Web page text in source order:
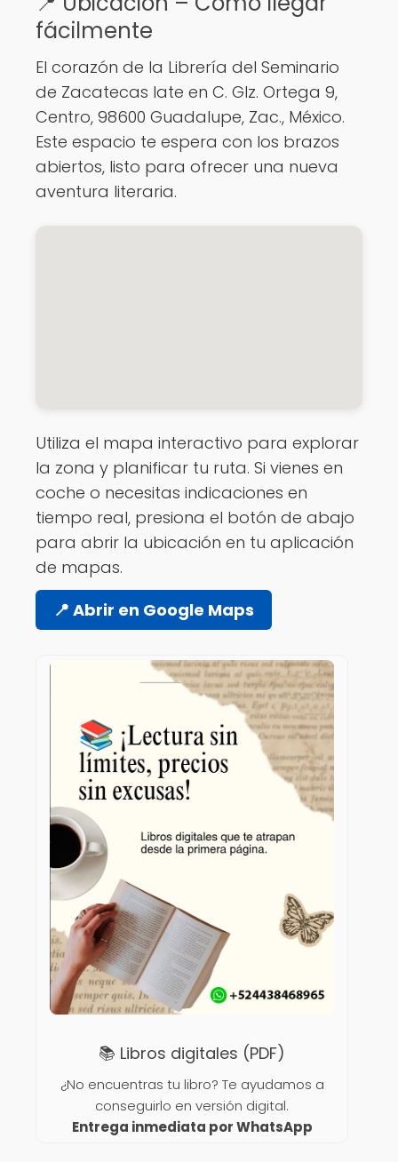
fácilmente
El corazón de la Librería del Seminario
de Zacatecas late en C. Glz. Ortega 9,
Centro, 98600 Guadalupe, Zac., México.
Este espacio te espera con los brazos
abiertos, listo para ofrecer una nueva
aventura literaria.
Utiliza el mapa interactivo para explorar
la zona y planificar tu ruta. Si vienes en
coche o necesitas indicaciones en
tiempo real, presiona el botón de abajo
para abrir la ubicación en tu aplicación
de mapas.
📍 Abrir en Google Maps
📚 Libros digitales (PDF)
¿No encuentras tu libro? Te ayudamos a
conseguirlo en versión digital.
Entrega inmediata por WhatsApp